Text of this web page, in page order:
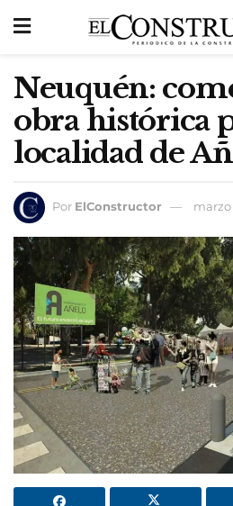
Neuquén:
obra histórica
localidad de
Por ElConstructor marzo